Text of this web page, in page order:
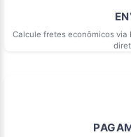
Calcule fretes econômicos via